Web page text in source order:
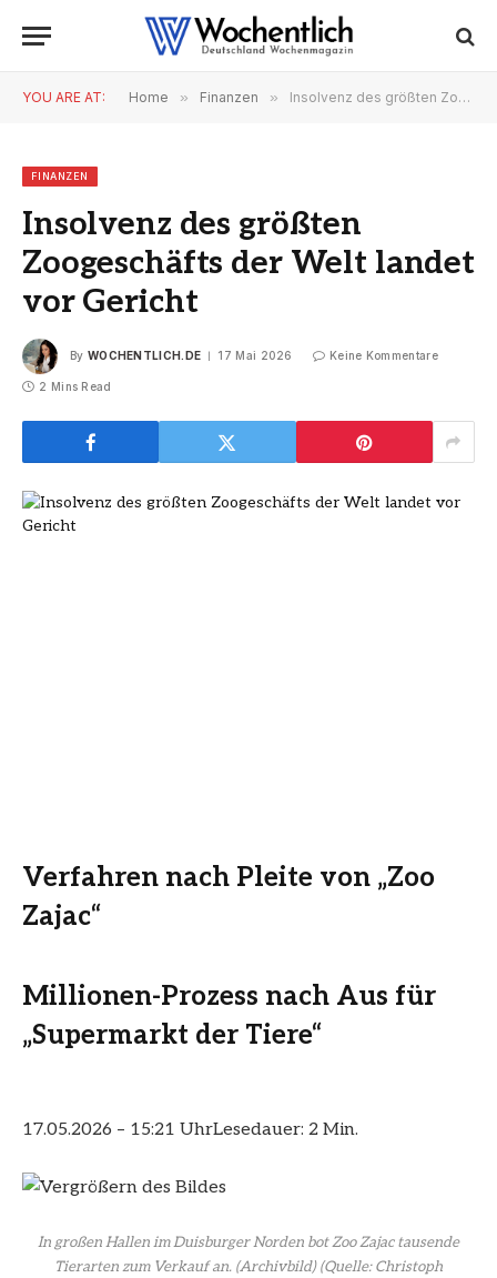
YOU ARE AT: Home » Finanzen » Insolvenz des größten Zoogeschäfts der Welt landet vor Gericht
FINANZEN
Insolvenz des größten
Zoogeschäfts der Welt landet
vor Gericht
By WOCHENTLICH.DE 17 Mai 2026 Keine Kommentare
2 Mins Read
Verfahren nach Pleite von „Zoo
Zajac“
Millionen-Prozess nach Aus für
„Supermarkt der Tiere“
17.05.2026 – 15:21 UhrLesedauer: 2 Min.
In großen Hallen im Duisburger Norden bot Zoo Zajac tausende
Tierarten zum Verkauf an. (Archivbild)(Quelle: Christoph